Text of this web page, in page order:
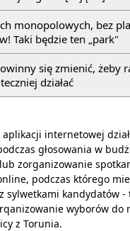
monopolowych, bez
Taki będzie ten „park"
się zmienić, żeby
działać
internetowej
głosowania w
zorganizowanie
podczas którego
sylwetkami kandydatów -
wyborów do
z Torunia.